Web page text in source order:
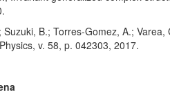
Suzuki, B.; Torres-Gomez, A.;
v. 58, p. 042303, 2017.